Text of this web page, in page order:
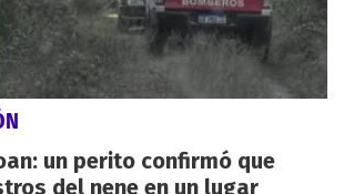
un perito confirmó que
del nene en un lugar